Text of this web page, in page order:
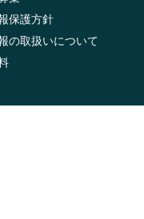
保護方針
の取扱いについて